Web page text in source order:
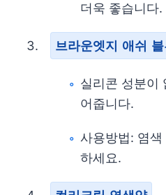
더욱 좋습니다.
브라운엣지 애쉬
실리콘 성분이
어줍니다.
사용방법: 염
하세요.